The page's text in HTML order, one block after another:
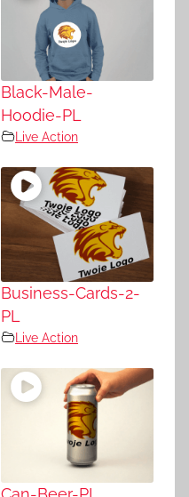
Black-Male-
Hoodie-PL
Live Action
Business-Cards-2-
PL
Live Action